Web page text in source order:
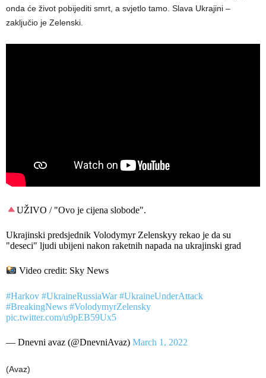
onda će život pobijediti smrt, a svjetlo tamo. Slava Ukrajini –
zaključio je Zelenski.
UŽIVO / "Ovo je cijena slobode".
Ukrajinski predsjednik Volodymyr Zelenskyy rekao je da su
"deseci" ljudi ubijeni nakon raketnih napada na ukrajinski grad
Video credit: Sky News
#Harkov #UkraineRussiaWar #UkraineUnderAttack
#BreakingNews #VolodymyrZelensky
pic.twitter.com/u9pEB59Ux5
— Dnevni avaz (@DnevniAvaz) March 1, 2022
(Avaz)